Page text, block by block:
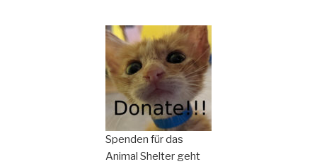
Spenden für das
Animal Shelter geht